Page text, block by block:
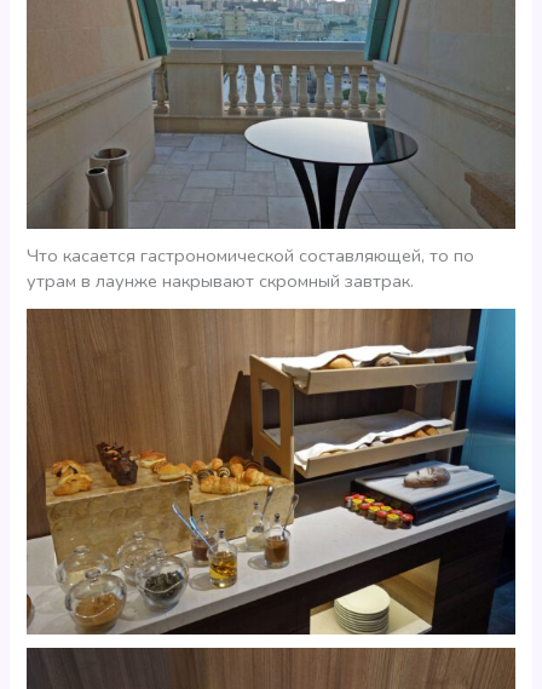
Что касается гастрономической составляющей, то по
утрам в лаунже накрывают скромный завтрак.